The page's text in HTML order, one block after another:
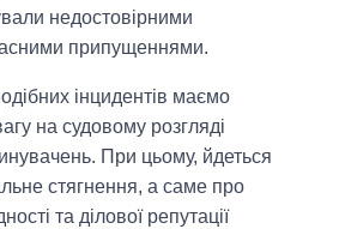
недостовірними
припущеннями.
інцидентів маємо
на судовому розгляді
При цьому, йдеться
стягнення, а саме про
та ділової репутації